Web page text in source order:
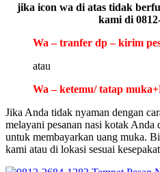
jika icon wa di atas tidak
kami di
Wa – tranfer dp – kirim
atau
Wa – ketemu/ tatap
Jika Anda tidak nyaman dengan
melayani pesanan nasi kotak Anda
untuk membayarkan uang muka.
kami atau di lokasi sesuai